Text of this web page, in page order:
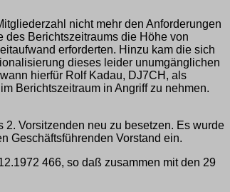
nicht mehr den Anforderungen
Berichtszeitraums die Höhe von
erforderten. Hinzu kam die sich
dieses leider unumgänglichen
hierfür Rolf Kadau, DJ7CH, als
Berichtszeitraum in Angriff zu nehmen.
Vorsitzenden neu zu besetzen. Es wurde
Geschäftsführenden Vorstand ein.
466, so daß zusammen mit den 29